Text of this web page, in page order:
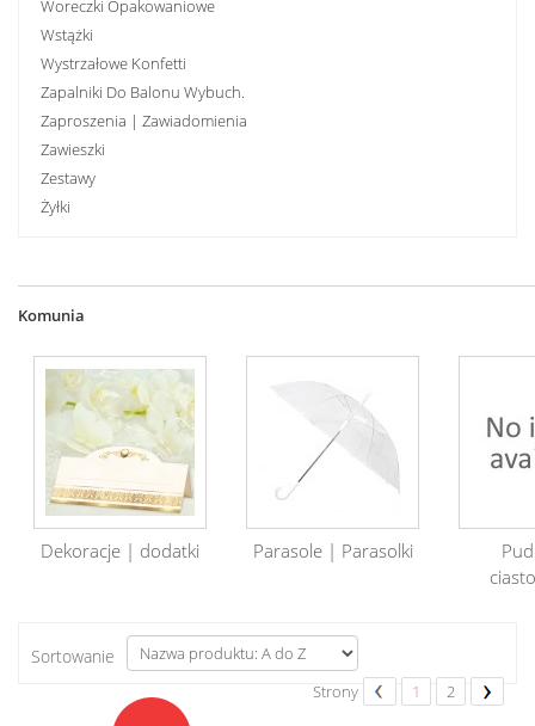
Woreczki Opakowaniowe
Wstążki
Wystrzałowe Konfetti
Zapalniki Do Balonu Wybuch.
Zaproszenia | Zawiadomienia
Zawieszki
Zestawy
Żyłki
Komunia
Dekoracje | dodatki Parasole | Parasolki
Sortowanie
Strony 1 2